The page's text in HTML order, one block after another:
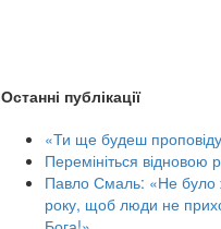
Останні публікації
«Ти ще будеш
Перемініться відновою
Павло Смаль: «Не було
року, щоб люди не